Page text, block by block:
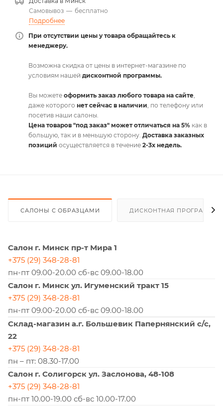
Самовывоз — бесплатно
Подробнее
При отсутствии цены у товара обращайтесь к
менеджеру.
Возможна скидка от цены в интернет-магазине по
условиям нашей дисконтной программы.
Вы можете оформить заказ любого товара на сайте,
даже которого нет сейчас в наличии, по телефону или
посетив наши салоны.
Цена товаров "под заказ" может отличаться на 5% как в
большую, так и в меньшую сторону. Доставка заказных
позиций осуществляется в течение 2-3х недель.
САЛОНЫ С ОБРАЗЦАМИ ДИСКОНТНАЯ ПРОГРАММА
Салон г. Минск пр-т Мира 1
+375 (29) 348-28-81
пн-пт 09.00-20.00 сб-вс 09.00-18.00
Салон г. Минск ул. Игуменский тракт 15
+375 (29) 348-28-81
пн-пт 09.00-20.00 сб-вс 09.00-18.00
Склад-магазин а.г. Большевик Папернянский с/с,
22
+375 (29) 348-28-81
пн – пт: 08.30-17.00
Салон г. Солигорск ул. Заслонова, 48-108
+375 (29) 348-28-81
пн-пт 10.00-19.00 сб-вс 10.00-17.00